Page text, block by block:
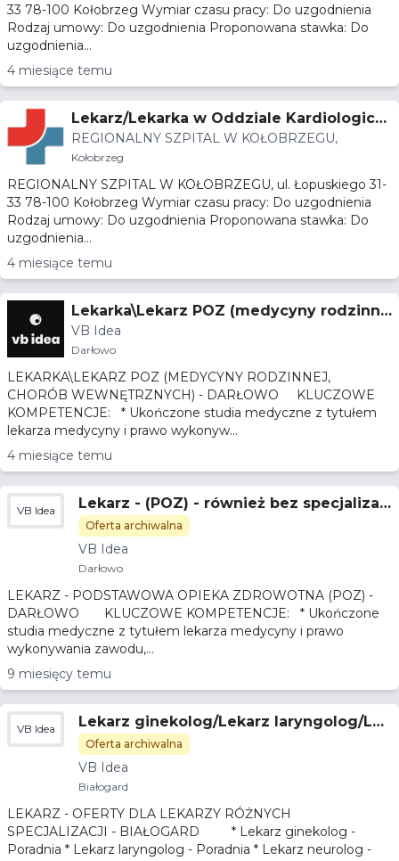
33 78-100 Kołobrzeg Wymiar czasu pracy: Do uzgodnienia
Rodzaj umowy: Do uzgodnienia Proponowana stawka: Do
uzgodnienia...
4 miesiące temu
Lekarz/Lekarka w Oddziale Kardiologicz
nym ze specjalizacją w dziedzinie choró
b wewnętrznych
REGIONALNY SZPITAL W KOŁOBRZEGU,
Kołobrzeg
REGIONALNY SZPITAL W KOŁOBRZEGU, ul. Łopuskiego 31-
33 78-100 Kołobrzeg Wymiar czasu pracy: Do uzgodnienia
Rodzaj umowy: Do uzgodnienia Proponowana stawka: Do
uzgodnienia...
4 miesiące temu
Lekarka\Lekarz POZ (medycyny rodzinne
j, chorób wewnętrznych) - Darłowo
VB Idea
Darłowo
LEKARKA\LEKARZ POZ (MEDYCYNY RODZINNEJ,
CHORÓB WEWNĘTRZNYCH) - DARŁOWO KLUCZOWE
KOMPETENCJE: * Ukończone studia medyczne z tytułem
lekarza medycyny i prawo wykonyw...
4 miesiące temu
VB Idea
Lekarz - (POZ) - również bez specjalizac
ji - Darłowo
Oferta archiwalna
VB Idea
Darłowo
LEKARZ - PODSTAWOWA OPIEKA ZDROWOTNA (POZ) -
DARŁOWO KLUCZOWE KOMPETENCJE: * Ukończone
studia medyczne z tytułem lekarza medycyny i prawo
wykonywania zawodu,...
9 miesięcy temu
VB Idea
Lekarz ginekolog/Lekarz laryngolog/Lek
arz neurolog/Lekarz okulista/Lekarz urol
og - Białogard
Oferta archiwalna
VB Idea
Białogard
LEKARZ - OFERTY DLA LEKARZY RÓŻNYCH
SPECJALIZACJI - BIAŁOGARD * Lekarz ginekolog -
Poradnia * Lekarz laryngolog - Poradnia * Lekarz neurolog -